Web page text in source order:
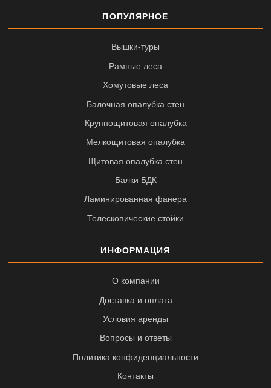
ПОПУЛЯРНОЕ
Вышки-туры
Рамные леса
Хомутовые леса
Балочная опалубка стен
Крупнощитовая опалубка
Мелкощитовая опалубка
Щитовая опалубка стен
Балки БДК
Ламинированная фанера
Телескопические стойки
ИНФОРМАЦИЯ
О компании
Доставка и оплата
Условия аренды
Вопросы и ответы
Политика конфиденциальности
Контакты